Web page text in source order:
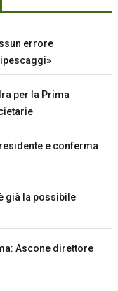
errore
per la Prima
e conferma
già la possibile
Ascone direttore